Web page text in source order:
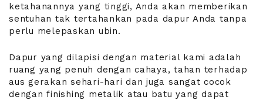
ketahanannya yang tinggi, Anda akan memberikan
sentuhan tak tertahankan pada dapur Anda tanpa
perlu melepaskan ubin.
Dapur yang dilapisi dengan material kami adalah
ruang yang penuh dengan cahaya, tahan terhadap
aus gerakan sehari-hari dan juga sangat cocok
dengan finishing metalik atau batu yang dapat